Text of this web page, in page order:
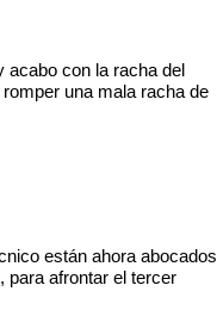
acabo con la racha del
una mala racha de
están ahora abocados
para afrontar el tercer